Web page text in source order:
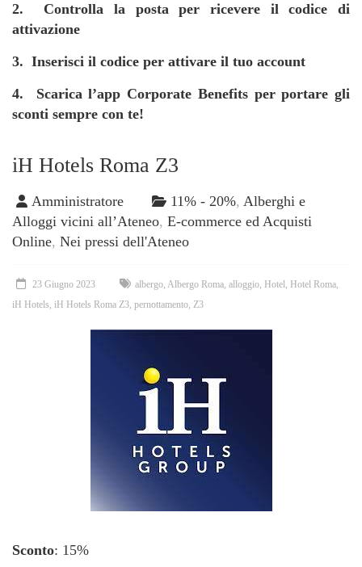
2. Controlla la posta per ricevere il codice di
attivazione
3. Inserisci il codice per attivare il tuo account
4. Scarica l’app Corporate Benefits per portare gli
sconti sempre con te!
iH Hotels Roma Z3
Amministratore 11% - 20%, Alberghi e
Alloggi vicini all’Ateneo, E-commerce ed Acquisti
Online, Nei pressi dell'Ateneo
23 Giugno 2023 albergo, Albergo Roma, alloggio, Hotel, Hotel Roma,
iH Hotels, iH Hotels Roma Z3, pernottamento, Z3
Sconto: 15%